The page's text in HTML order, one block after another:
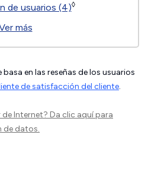
de usuarios (4)◊
más
en las reseñas de los usuarios
de satisfacción del cliente.
de Internet? Da clic aquípara
de datos.